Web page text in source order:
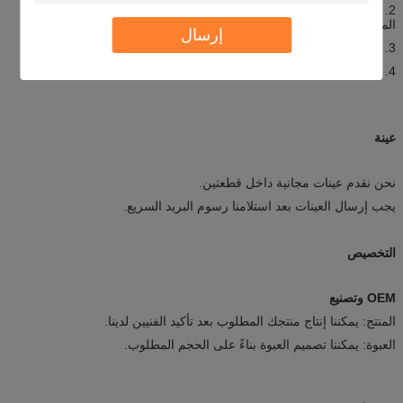
إرسال
المباشرة.
3. لا تصطدم أو تثقب أو تحرق العلبة.
4. يحفظ بعيداً عن متناول الأطفال.
عينة
نحن نقدم عينات مجانية داخل قطعتين.
يجب إرسال العينات بعد استلامنا رسوم البريد السريع.
التخصيص
OEM وتصنيع
المنتج: يمكننا إنتاج منتجك المطلوب بعد تأكيد الفنيين لدينا.
العبوة: يمكننا تصميم العبوة بناءً على الحجم المطلوب.